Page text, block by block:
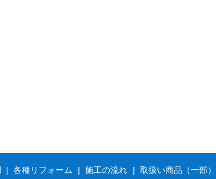
各種リフォーム 施工の流れ 取扱い商品（一部）